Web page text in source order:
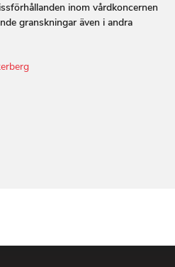
inom vårdkoncernen
granskningar även i andra